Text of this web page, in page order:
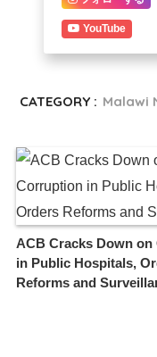
YouTube
CATEGORY : Malawi
ACB Cracks Down
in Public Hospitals,
Reforms and